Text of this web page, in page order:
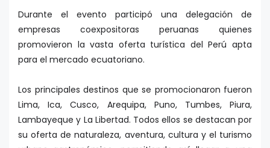
Durante el evento participó una delegación de
empresas coexpositoras peruanas quienes
promovieron la vasta oferta turística del Perú apta
para el mercado ecuatoriano.
Los principales destinos que se promocionaron fueron
Lima, Ica, Cusco, Arequipa, Puno, Tumbes, Piura,
Lambayeque y La Libertad. Todos ellos se destacan por
su oferta de naturaleza, aventura, cultura y el turismo